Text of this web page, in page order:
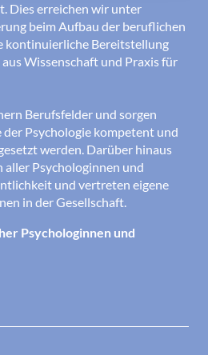
Dies erreichen wir unter
beim Aufbau der beruflichen
kontinuierliche Bereitstellung
Wissenschaft und Praxis für
Berufsfelder und sorgen
der Psychologie kompetent und
werden. Darüber hinaus
aller Psychologinnen und
und vertreten eigene
in der Gesellschaft.
Psychologinnen und